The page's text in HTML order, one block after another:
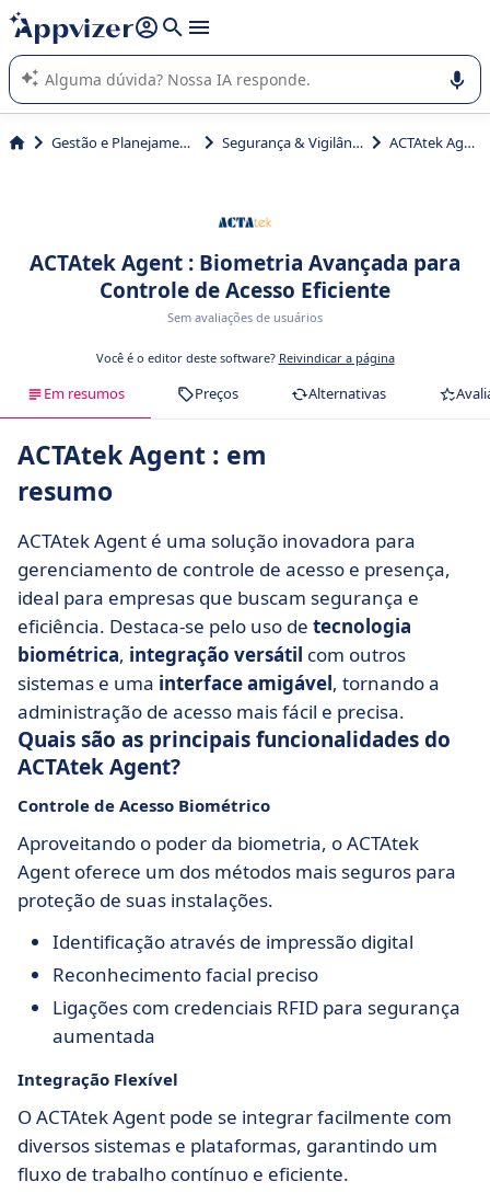
de nossa IA (várias linhas com
A IA do Appvizer o orienta no uso ou na seleção de software
SaaS para sua empresa.
Gestão e Planejamento Segurança & Vigilância ACTAtek Agent
ACTAtek Agent : Biometria Avançada para
Controle de Acesso Eficiente
Sem avaliações de usuários
Você é o editor deste software? Reivindicar a página
Em resumos Preços Alternativas
ACTAtek Agent : em
resumo
ACTAtek Agent é uma solução inovadora para
gerenciamento de controle de acesso e presença,
ideal para empresas que buscam segurança e
eficiência. Destaca-se pelo uso de tecnologia
biométrica, integração versátil com outros
sistemas e uma interface amigável, tornando a
administração de acesso mais fácil e precisa.
Quais são as principais funcionalidades do
ACTAtek Agent?
Controle de Acesso Biométrico
Aproveitando o poder da biometria, o ACTAtek
Agent oferece um dos métodos mais seguros para
proteção de suas instalações.
Identificação através de impressão digital
Reconhecimento facial preciso
Ligações com credenciais RFID para segurança
aumentada
Integração Flexível
O ACTAtek Agent pode se integrar facilmente com
diversos sistemas e plataformas, garantindo um
fluxo de trabalho contínuo e eficiente.